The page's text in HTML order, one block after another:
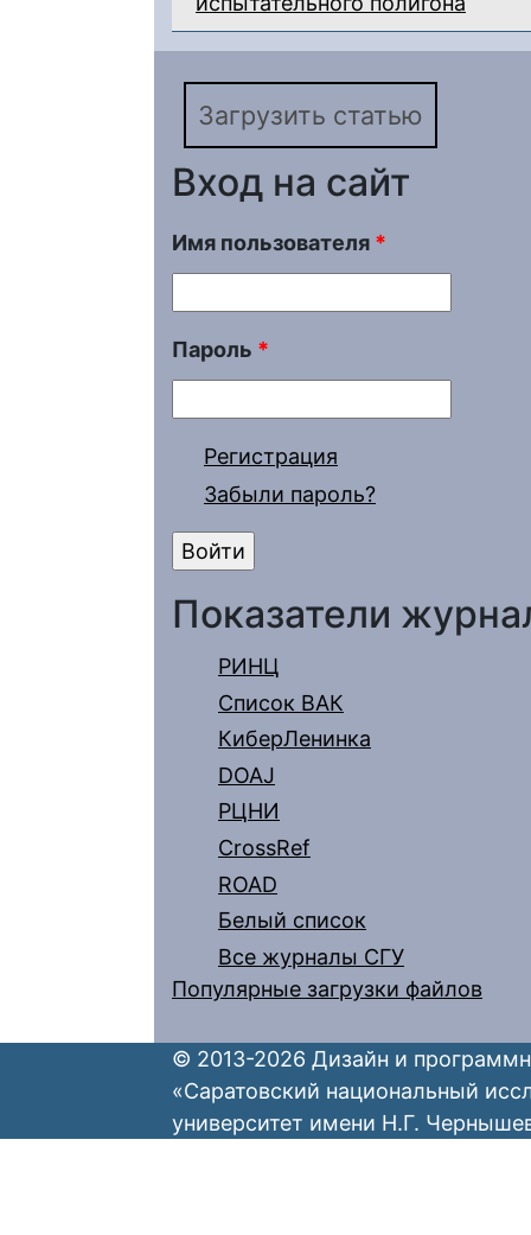
Загрузить статью
Вход на сайт
Имя пользователя *
Пароль *
Регистрация
Забыли пароль?
Показатели
РИНЦ
Список ВАК
КиберЛенинка
DOAJ
РЦНИ
CrossRef
ROAD
Белый список
Все журналы СГУ
Популярные загрузки файлов
© 2013-2026 Дизайн и
«Саратовский национальный
университет имени Н.Г.